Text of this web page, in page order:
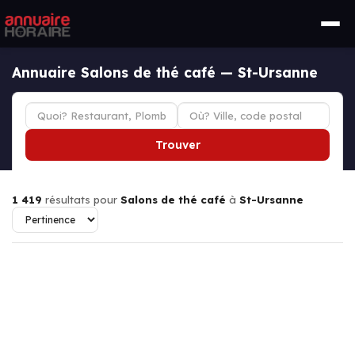
Annuaire Salons de thé café — St-Ursanne
Trouver
1 419 résultats pour Salons de thé café à St-Ursanne